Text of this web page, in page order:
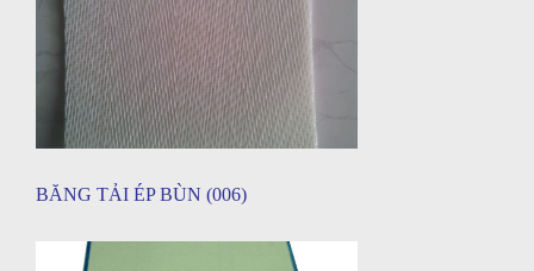
BĂNG TẢI ÉP BÙN (006)